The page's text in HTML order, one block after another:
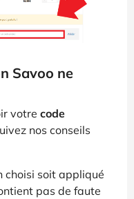
Savoo ne
votre code
nos conseils
choisi soit appliqué
pas de faute